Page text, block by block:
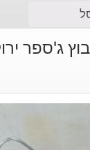
ג'ספר